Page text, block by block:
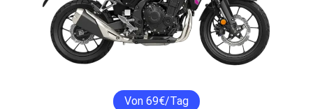
Von 69€/Tag